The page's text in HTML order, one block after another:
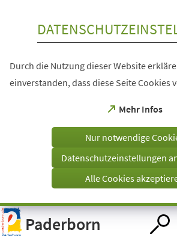
Visuelle
Assistenzsoftware
öffnen.
Durch die Nutzung dieser Website
einverstanden, dass diese Seite Cookies
Mehr Infos
(Öffnet
einem
Tab)
Nur notwendige
Datenschutzeinstellungen
Alle Cookies
Paderborn